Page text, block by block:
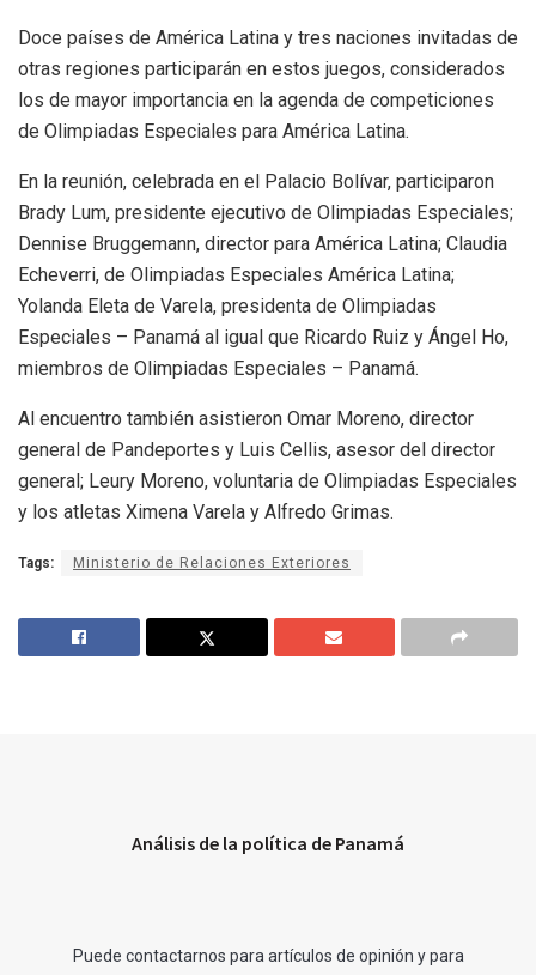
Doce países de América Latina y tres naciones invitadas de
otras regiones participarán en estos juegos, considerados
los de mayor importancia en la agenda de competiciones
de Olimpiadas Especiales para América Latina.
En la reunión, celebrada en el Palacio Bolívar, participaron
Brady Lum, presidente ejecutivo de Olimpiadas Especiales;
Dennise Bruggemann, director para América Latina; Claudia
Echeverri, de Olimpiadas Especiales América Latina;
Yolanda Eleta de Varela, presidenta de Olimpiadas
Especiales – Panamá al igual que Ricardo Ruiz y Ángel Ho,
miembros de Olimpiadas Especiales – Panamá.
Al encuentro también asistieron Omar Moreno, director
general de Pandeportes y Luis Cellis, asesor del director
general; Leury Moreno, voluntaria de Olimpiadas Especiales
y los atletas Ximena Varela y Alfredo Grimas.
Tags: Ministerio de Relaciones Exteriores
Análisis de la política de Panamá
Puede contactarnos para artículos de opinión y para